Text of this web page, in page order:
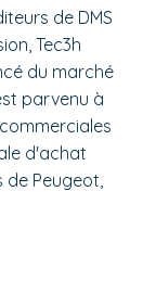
de DMS
Tec3h
du marché
parvenu à
d'achat
Peugeot,